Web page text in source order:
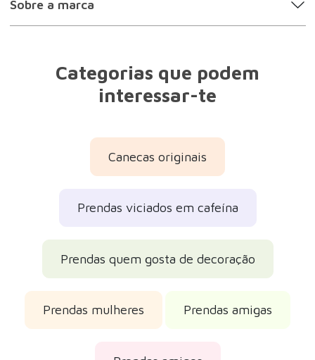
Prendas mulheres
Prendas amigos
Prendas bonitas Prendas de aniversário
Prendas para o Dia da Mãe